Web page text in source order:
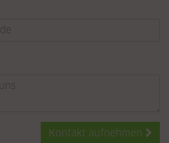
Kontakt aufnehmen